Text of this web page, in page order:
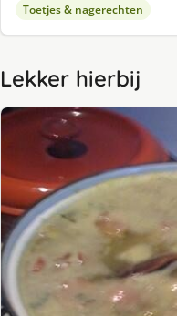
Toetjes & nagerechten
Lekker hierbij